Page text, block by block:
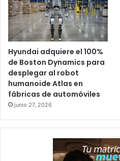
Hyundai adquiere el 100%
de Boston Dynamics para
desplegar al robot
humanoide Atlas en
fábricas de automóviles
junio 27, 2026